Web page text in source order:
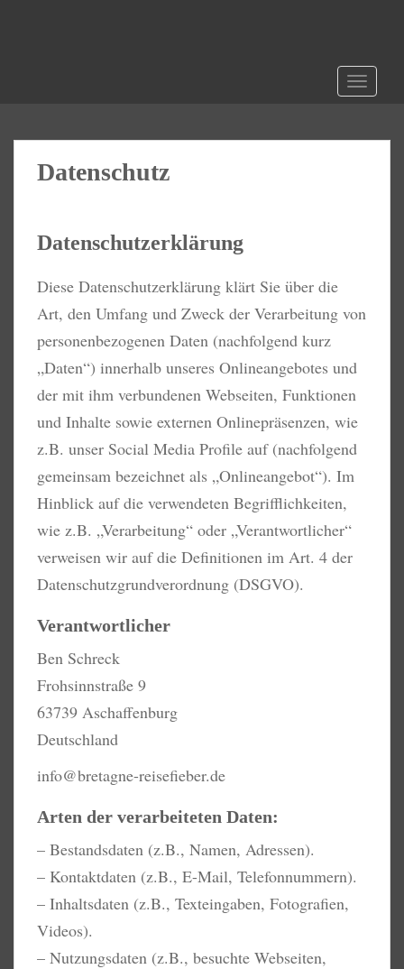
Datenschutz
Datenschutzerklärung
Diese Datenschutzerklärung klärt Sie über die
Art, den Umfang und Zweck der Verarbeitung von
personenbezogenen Daten (nachfolgend kurz
„Daten“) innerhalb unseres Onlineangebotes und
der mit ihm verbundenen Webseiten, Funktionen
und Inhalte sowie externen Onlinepräsenzen, wie
z.B. unser Social Media Profile auf (nachfolgend
gemeinsam bezeichnet als „Onlineangebot“). Im
Hinblick auf die verwendeten Begrifflichkeiten,
wie z.B. „Verarbeitung“ oder „Verantwortlicher“
verweisen wir auf die Definitionen im Art. 4 der
Datenschutzgrundverordnung (DSGVO).
Verantwortlicher
Ben Schreck
Frohsinnstraße 9
63739 Aschaffenburg
Deutschland
info@bretagne-reisefieber.de
Arten der verarbeiteten Daten:
– Bestandsdaten (z.B., Namen, Adressen).
– Kontaktdaten (z.B., E-Mail, Telefonnummern).
– Inhaltsdaten (z.B., Texteingaben, Fotografien,
Videos).
– Nutzungsdaten (z.B., besuchte Webseiten,